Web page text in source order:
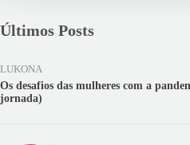
Últimos Posts
LUKONA
Os desafios das mulheres com a
jornada)